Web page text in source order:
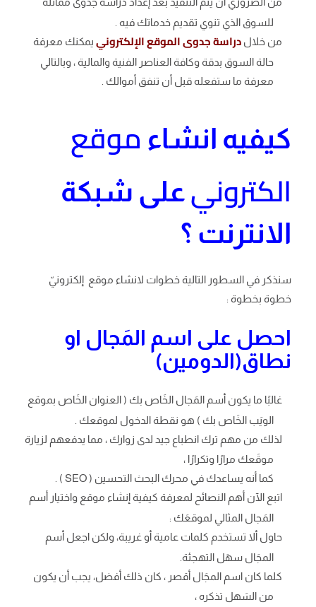
للسوق الذي تنوي تقديم خدماتك فيه .
من خلال دراسة جدوى الموقع الإلكتروني يمكنك معرفة
حالة السوق بدقة وكافة العناصر الفنية والمالية ، وبالتالي
معرفة ما ستفعله قبل أن تنفق أموالك .
كيفيه انشاء موقع
الكتروني على شبكة
الانترنت ؟
سنذكر في السطور التالية خطوات لانشاء موقع إلكترونيّ
خطوة بخطوة :
احصل على اسم المَجال او
نطاق(الدومين)
غالبًا ما يكون أسم المَجال الخَاص بك ( العنوان الخَاص بموقع
الويَب الخَاص بك ) هو نقطة الدخول لموقعك .
لذلك من مهم ترك انطباع جيد لدى زوارك ، مما يدفعهم لزيارة
موقَعك مرارًا وتكرارًا ،
كما أنه يساعدك في محرك البحث التحسين ( SEO ) .
اتبع الآن أهم النصائح لمعرفة كيفية إنشاء موقع واختيار أسم
المَجال المثالي لموقعَك :
حاول ألا تستخدم كلمات عامية أو غريبة، ولكن اجعل أسم
المجَال سهَل التهجئة.
كلما كان اسم المجَال أقصر ، كان ذلك أفضل، يجب أن يكون
من السَهل تذكره ،